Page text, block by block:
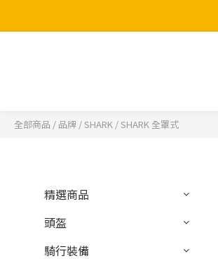
全部商品 / 品牌 /SHARK /SHARK 全罩式
精選商品
頭盔
騎行裝備